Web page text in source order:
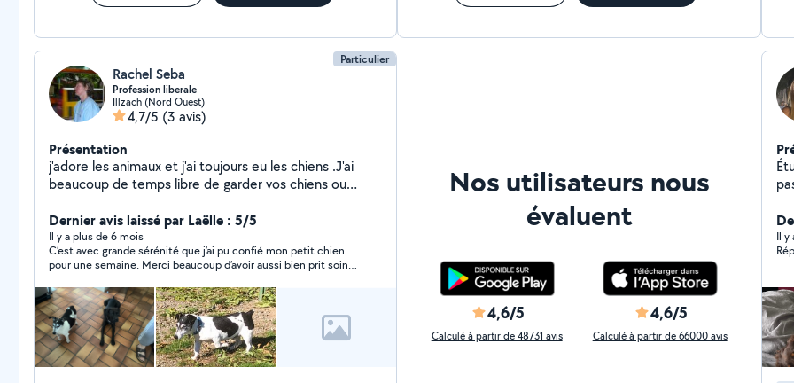
Particulier
Rachel Seba
Profession liberale
Illzach (Nord Ouest)
4,7/5 (3 avis)
Présentation
j'adore les animaux et j'ai toujours eu les chiens .J'ai
beaucoup de temps libre de garder vos chiens ou
emmener a école ,j'ai une grand maison et jardin
clôturé.
Dernier avis laissé par Laëlle : 5/5
Il y a plus de 6 mois
C’est avec grande sérénité que j’ai pu confié mon petit chien
pour une semaine. Merci beaucoup d’avoir aussi bien prit soin
Nos utilisateurs nous
évaluent
4,6/5
Calculé à partir de 48731 avis
4,6/5
Calculé à partir de 66000 avis
Il y